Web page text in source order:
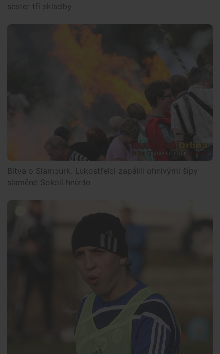
sester tři skladby
Bitva o Slamburk. Lukostřelci zapálili ohnivými šípy
slaměné Sokolí hnízdo